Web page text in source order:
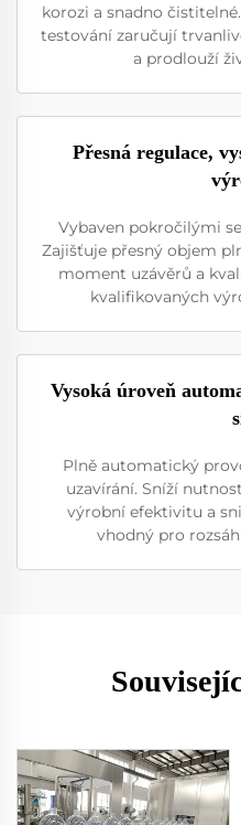
korozi a snadno
testování zaručují
a prodlouží
Přesná regulace,
Vybaven pokročilými
Zajišťuje přesný objem
moment uzávěrů a
kvalifikovaných
Vysoká úroveň
Plně automatický
uzavírání. Sníží
výrobní efektivitu a
vhodný pro